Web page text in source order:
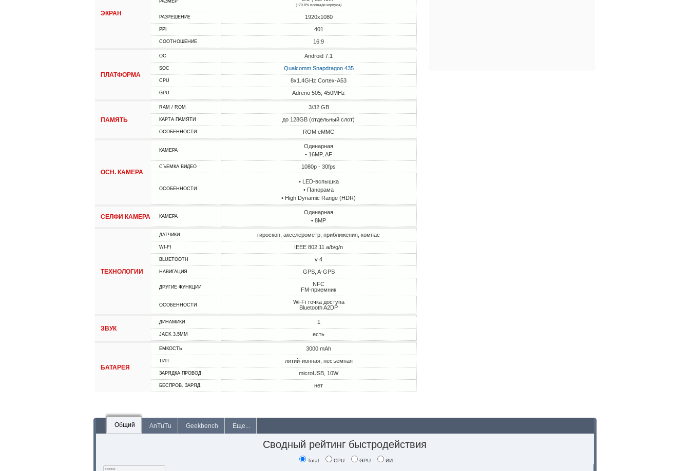
ЭКРАН
РАЗМЕР
(~70.8% площади корпуса)
РАЗРЕШЕНИЕ 1920x1080
PPI 401
СООТНОШЕНИЕ 16:9
ПЛАТФОРМА
ОС Android 7.1
SOC Qualcomm Snapdragon 435
CPU 8x1.4GHz Cortex-A53
GPU Adreno 505, 450MHz
ПАМЯТЬ
RAM / ROM 3/32 GB
КАРТА ПАМЯТИ до 128GB (отдельный слот)
ОСОБЕННОСТИ ROM eMMC
ОСН. КАМЕРА
КАМЕРА
Одинарная
• 16MP, AF
СЪЕМКА ВИДЕО 1080p - 30fps
ОСОБЕННОСТИ
• LED-вспышка
• Панорама
• High Dynamic Range (HDR)
СЕЛФИ КАМЕРА КАМЕРА
Одинарная
• 8MP
ТЕХНОЛОГИИ
ДАТЧИКИ гироскоп, акселерометр, приближения, компас
WI-FI IEEE 802.11 a/b/g/n
BLUETOOTH v 4
НАВИГАЦИЯ GPS, A-GPS
ДРУГИЕ ФУНКЦИИ
NFC
FM-приемник
ОСОБЕННОСТИ
Wi-Fi точка доступа
Bluetooth A2DP
ЗВУК
ДИНАМИКИ 1
JACK 3.5MM есть
БАТАРЕЯ
ЕМКОСТЬ 3000 mAh
ТИП литий-ионная, несъемная
ЗАРЯДКА ПРОВОД microUSB, 10W
БЕСПРОВ. ЗАРЯД. нет
Общий AnTuTu Geekbench Еще...
Сводный рейтинг быстродействия
Total CPU GPU ИИ